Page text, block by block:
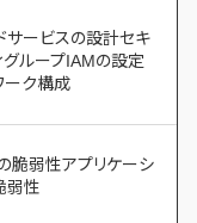
サービスの設計セキ
グループIAMの設定
ーク構成
脆弱性アプリケーシ
弱性